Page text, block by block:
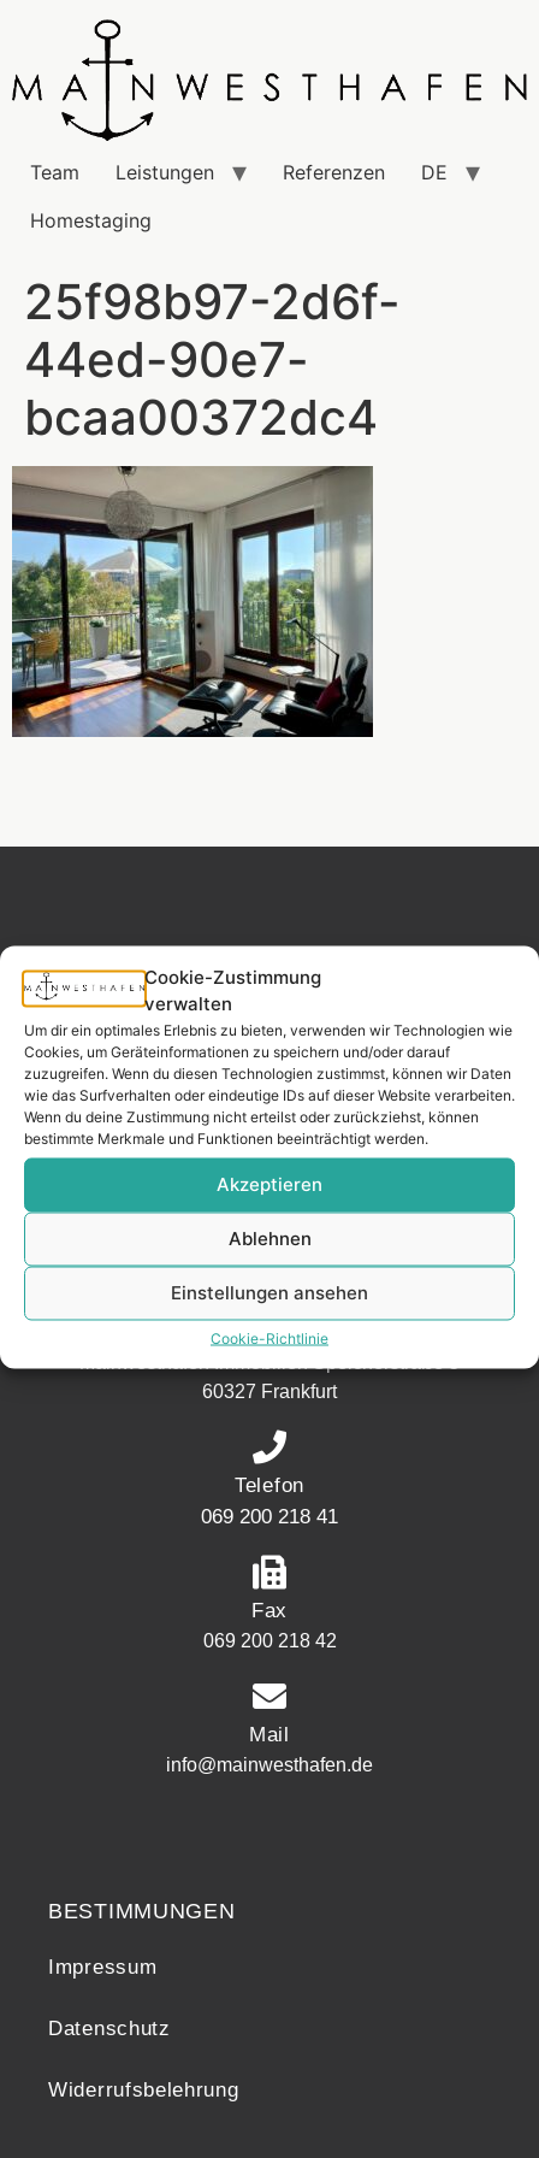
Cookie-Zustimmung
verwalten
Um dir ein optimales Erlebnis zu bieten, verwenden wir Technologien wie
Cookies, um Geräteinformationen zu speichern und/oder darauf
zuzugreifen. Wenn du diesen Technologien zustimmst, können wir Daten
wie das Surfverhalten oder eindeutige IDs auf dieser Website verarbeiten.
Wenn du deine Zustimmung nicht erteilst oder zurückziehst, können
bestimmte Merkmale und Funktionen beeinträchtigt werden.
Akzeptieren
Ablehnen
Einstellungen ansehen
Cookie-Richtlinie
Team Leistungen Referenzen
DE
Homestaging
25f98b97-2d6f-
44ed-90e7-
bcaa00372dc4
MAINWESTHAFEN
IMMOBILIEN
Ihr Immobilienpartner
aus der
Nachbarschaft.
– seit 2017.
Adresse
60327 Frankfurt
Telefon
069 200 218 41
Fax
069 200 218 42
Mail
info@mainwesthafen.de
BESTIMMUNGEN
Impressum
Datenschutz
Widerrufsbelehrung